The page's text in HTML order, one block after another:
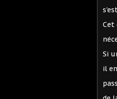
Cet
Si
il